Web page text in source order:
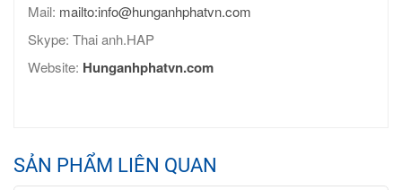
Mail: mailto:info@hunganhphatvn.com
Skype: Thai anh.HAP
Website: Hunganhphatvn.com
SẢN PHẨM LIÊN QUAN